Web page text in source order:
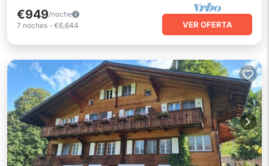
€949/noche
7 noches - €6,644 VER OFERTA